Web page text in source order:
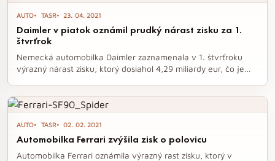
roku 2015. Napriek tomu sa priemerná cena vozidla GM
vyšplhala na rekordných 44 685 dolárov.
AUTO TASR 23. 04. 2021
Daimler v piatok oznámil prudký nárast zisku za 1.
štvrťrok
Nemecká automobilka Daimler zaznamenala v 1. štvrťroku
výrazný nárast zisku, ktorý dosiahol 4,29 miliardy eur, čo je
portfóliu produktov, aj keď varovala pred možnými dopadmi
globálneho nedostatku polovodičových čipov na výrobu.
Automobilka zároveň zvýšila svoj výhľad zisku na tento rok,
pričom očakáva, že prevádzkový zisk bude výrazne vyšší ako
v minulom roku.
AUTO TASR 02. 02. 2021
Automobilka Ferrari zvýšila zisk o polovicu
Automobilka Ferrari oznámila výrazný rast zisku, ktorý v